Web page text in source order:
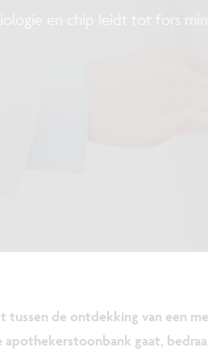
en chip leidt tot fors
tussen de ontdekking van een
gaat,